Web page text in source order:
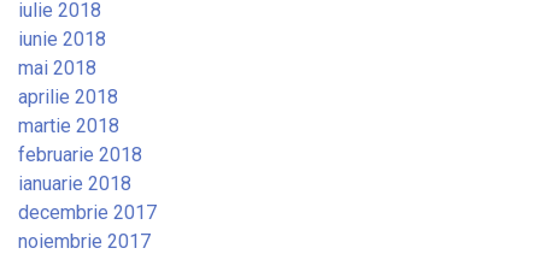
iulie 2018
iunie 2018
mai 2018
aprilie 2018
martie 2018
februarie 2018
ianuarie 2018
decembrie 2017
noiembrie 2017